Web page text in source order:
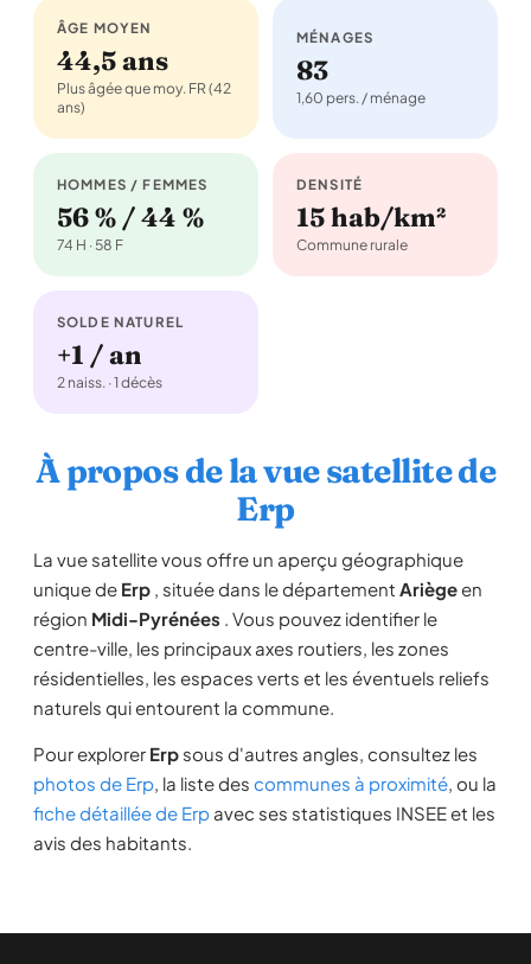
ÂGE MOYEN
44,5 ans
Plus âgée que moy. FR (42
ans)
MÉNAGES
83
1,60 pers. / ménage
HOMMES / FEMMES
56 % / 44 %
74 H · 58 F
DENSITÉ
15 hab/km²
Commune rurale
SOLDE NATUREL
+1 / an
2 naiss. · 1 décès
À propos de la vue satellite de
Erp
La vue satellite vous offre un aperçu géographique
unique de Erp , située dans le département Ariègeen
région Midi-Pyrénées . Vous pouvez identifier le
centre-ville, les principaux axes routiers, les zones
résidentielles, les espaces verts et les éventuels reliefs
naturels qui entourent la commune.
Pour explorer Erp sous d'autres angles, consultez les
photos de Erp, la liste des communes à proximité, ou la
fiche détaillée de Erp avec ses statistiques INSEE et les
avis des habitants.